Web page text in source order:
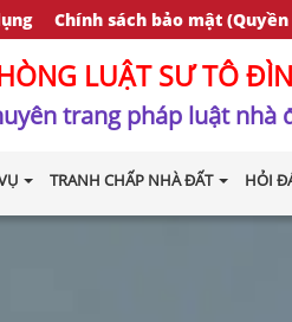
Chính sách bảo mật
LUẬT SƯ TÔ
trang pháp luật nhà
TRANH CHẤP NHÀ ĐẤT HỎI